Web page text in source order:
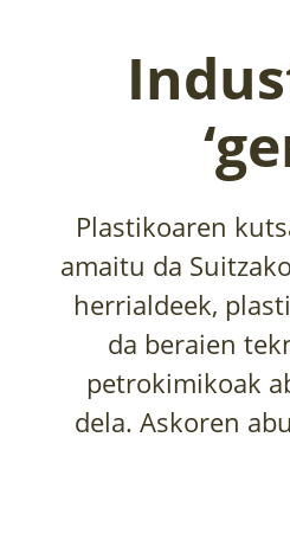
Plastikoaren
amaitu da
herrialdeek,
da beraien
petrokimikoak
dela. Askoren